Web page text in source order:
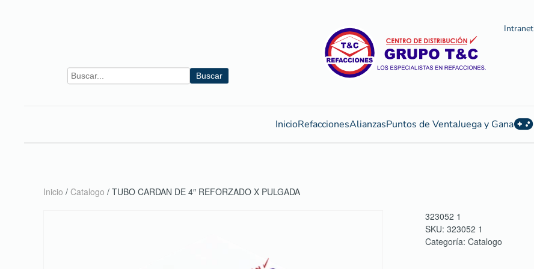
Buscar
Intranet
InicioRefaccionesAlianzasPuntos de VentaJuega y Gana
Inicio / Catalogo / TUBO CARDAN DE 4″ REFORZADO X PULGADA
323052 1
SKU: 323052 1
Categoría: Catalogo